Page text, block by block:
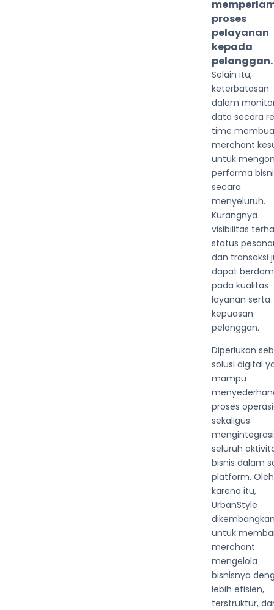
proses
pelayanan
kepada
pelanggan.
Selain itu,
keterbatasan
dalam
data secara
time
merchant
untuk
performa
secara
menyeluruh.
Kurangnya
visibilitas
status
dan transaksi
dapat
pada kualitas
layanan serta
kepuasan
pelanggan.
Diperlukan
solusi digital
mampu
proses
sekaligus
seluruh
bisnis dalam
platform. Oleh
karena itu,
UrbanStyle
untuk
merchant
mengelola
bisnisnya
lebih efisien,
terstruktur,